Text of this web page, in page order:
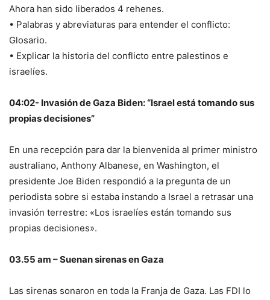
Ahora han sido liberados 4 rehenes.
• Palabras y abreviaturas para entender el conflicto:
Glosario.
• Explicar la historia del conflicto entre palestinos e
israelíes.
04:02- Invasión de Gaza Biden: “Israel está tomando sus
propias decisiones”
En una recepción para dar la bienvenida al primer ministro
australiano, Anthony Albanese, en Washington, el
presidente Joe Biden respondió a la pregunta de un
periodista sobre si estaba instando a Israel a retrasar una
invasión terrestre: «Los israelíes están tomando sus
propias decisiones».
03.55 am – Suenan sirenas en Gaza
Las sirenas sonaron en toda la Franja de Gaza. Las FDI lo